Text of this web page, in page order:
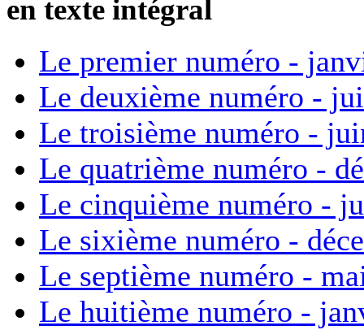
en texte intégral
Le premier numéro -
Le deuxième numéro -
Le troisième numéro -
Le quatrième numéro -
Le cinquième numéro -
Le sixième numéro -
Le septième numéro -
Le huitième numéro -